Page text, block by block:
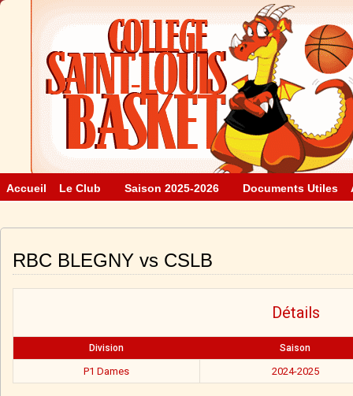
Accueil Le Club Saison 2025-2026 Documents Utiles
RBC BLEGNY vs CSLB
Détails
Division Saison
P1 Dames 2024-2025